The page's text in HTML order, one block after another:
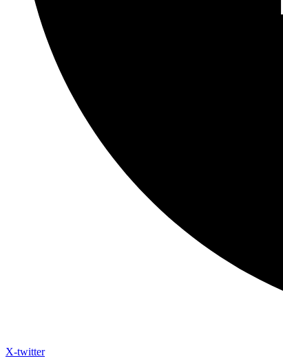
X-twitter